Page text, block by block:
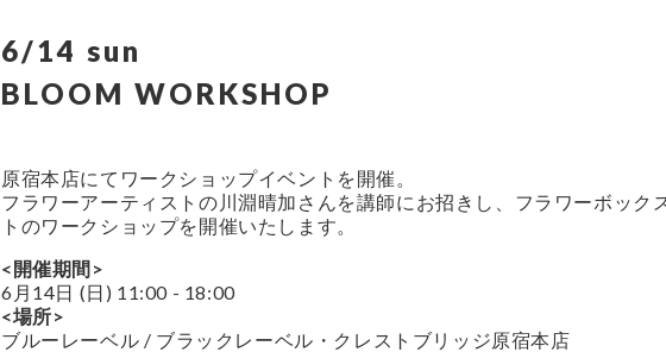
6/14 sun
BLOOM WORKSHOP
原宿本店にてワークショップイベントを開催。
フラワーアーティストの川淵晴加さんを講師にお招きし、フラワーボック
トのワークショップを開催いたします。
<開催期間>
6月14日 (日) 11:00 - 18:00
<場所>
ブルーレーベル / ブラックレーベル・クレストブリッジ原宿本店